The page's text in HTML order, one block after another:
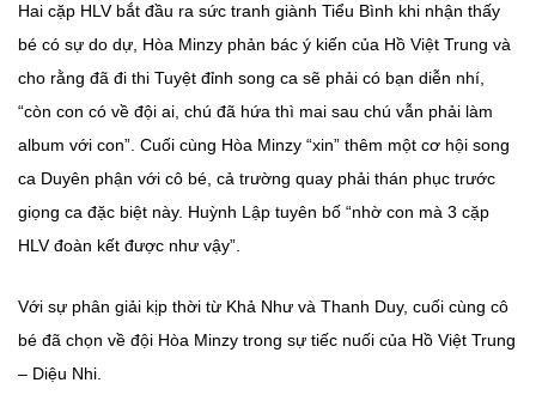
Hai cặp HLV bắt đầu ra sức tranh giành Tiểu Bình khi nhận thấy
bé có sự do dự, Hòa Minzy phản bác ý kiến của Hồ Việt Trung và
cho rằng đã đi thi Tuyệt đỉnh song ca sẽ phải có bạn diễn nhí,
“còn con có về đội ai, chú đã hứa thì mai sau chú vẫn phải làm
album với con”. Cuối cùng Hòa Minzy “xin” thêm một cơ hội song
ca Duyên phận với cô bé, cả trường quay phải thán phục trước
giọng ca đặc biệt này. Huỳnh Lập tuyên bố “nhờ con mà 3 cặp
HLV đoàn kết được như vậy”.
Với sự phân giải kịp thời từ Khả Như và Thanh Duy, cuối cùng cô
bé đã chọn về đội Hòa Minzy trong sự tiếc nuối của Hồ Việt Trung
– Diệu Nhi.